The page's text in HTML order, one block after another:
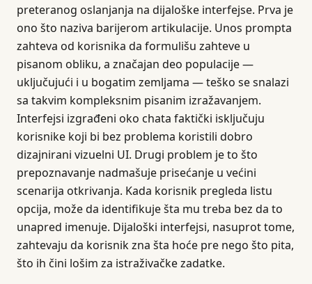
preteranog oslanjanja na dijaloške interfejse. Prva je
ono što naziva barijerom artikulacije. Unos prompta
zahteva od korisnika da formulišu zahteve u
pisanom obliku, a značajan deo populacije —
uključujući i u bogatim zemljama — teško se snalazi
sa takvim kompleksnim pisanim izražavanjem.
Interfejsi izgrađeni oko chata faktički isključuju
korisnike koji bi bez problema koristili dobro
dizajnirani vizuelni UI. Drugi problem je to što
prepoznavanje nadmašuje prisećanje u većini
scenarija otkrivanja. Kada korisnik pregleda listu
opcija, može da identifikuje šta mu treba bez da to
unapred imenuje. Dijaloški interfejsi, nasuprot tome,
zahtevaju da korisnik zna šta hoće pre nego što pita,
što ih čini lošim za istraživačke zadatke.